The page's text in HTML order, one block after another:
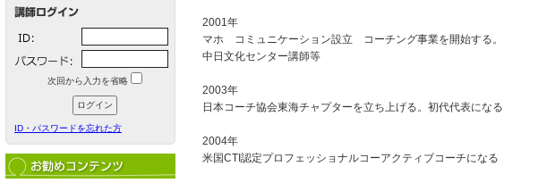
次回から入力を省略
ID・パスワードを忘れた方
2001年
マホ コミュニケーション設立 コーチング事業を開始する。
中日文化センター講師等
2003年
日本コーチ協会東海チャプターを立ち上げる。初代代表になる
2004年
米国CTI認定プロフェッショナルコーアクティブコーチになる